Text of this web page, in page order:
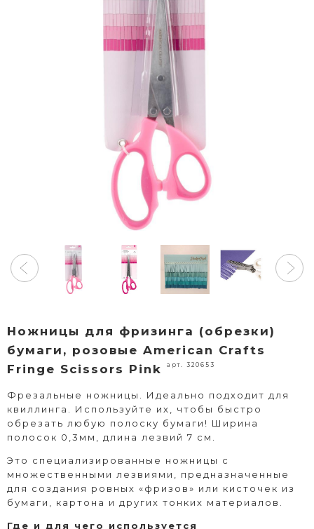
Ножницы для фризинга (обрезки)
бумаги, розовые American Crafts
Fringe Scissors Pink
арт. 320653
Фрезальные ножницы. Идеально подходит для
квиллинга. Используйте их, чтобы быстро
обрезать любую полоску бумаги! Ширина
полосок 0,3мм, длина лезвий 7 см.
Это специализированные ножницы с
множественными лезвиями, предназначенные
для создания ровных «фризов» или кисточек из
бумаги, картона и других тонких материалов.
Где и для чего используется